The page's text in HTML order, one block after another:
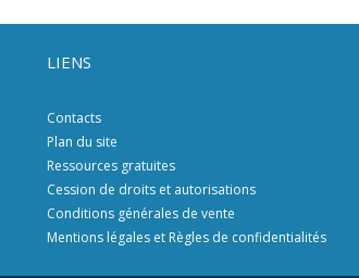
LIENS
Contacts
Plan du site
Ressources gratuites
Cession de droits et autorisations
Conditions générales de vente
Mentions légales et Règles de confidentialités